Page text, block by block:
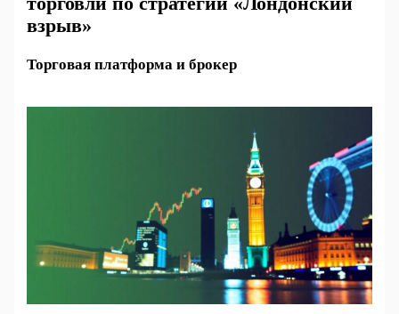
взрыв»
Торговая платформа и брокер